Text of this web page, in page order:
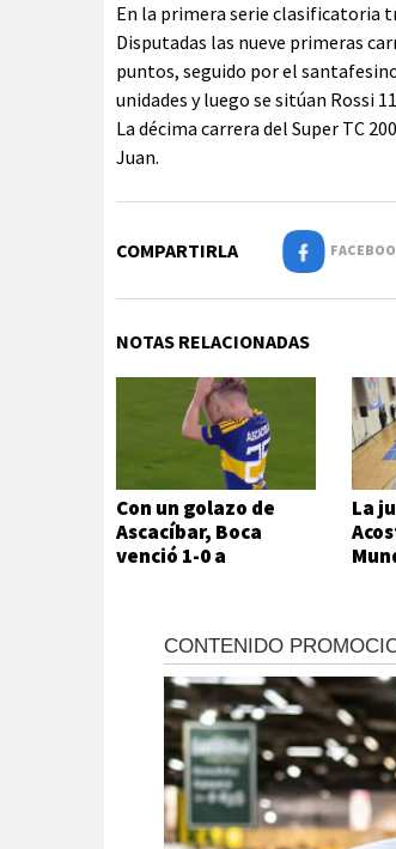
En la primera serie clasificatoria
Disputadas las nueve primeras
puntos, seguido por el
unidades y luego se sitúan Rossi
La décima carrera del Super TC
Juan.
COMPARTIRLA
NOTAS RELACIONADAS
Con un golazo de
Ascacíbar, Boca
venció 1-0 a
La